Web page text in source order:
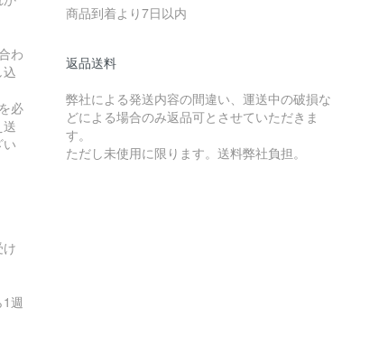
わ
必
週
商品到着より7日以内
返品送料
弊社による発送内容の間違い、運送中の破損な
どによる場合のみ返品可とさせていただきま
す。
ただし未使用に限ります。送料弊社負担。